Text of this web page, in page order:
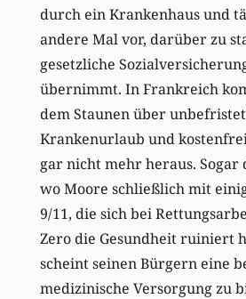
durch ein Krankenhaus und
andere Mal vor, darüber zu
gesetzliche
übernimmt. In Frankreich
dem Staunen über
Krankenurlaub und
gar nicht mehr heraus. Sogar
wo Moore schließlich mit
9/11, die sich bei
Zero die Gesundheit ruiniert
scheint seinen Bürgern eine
medizinische Versorgung zu